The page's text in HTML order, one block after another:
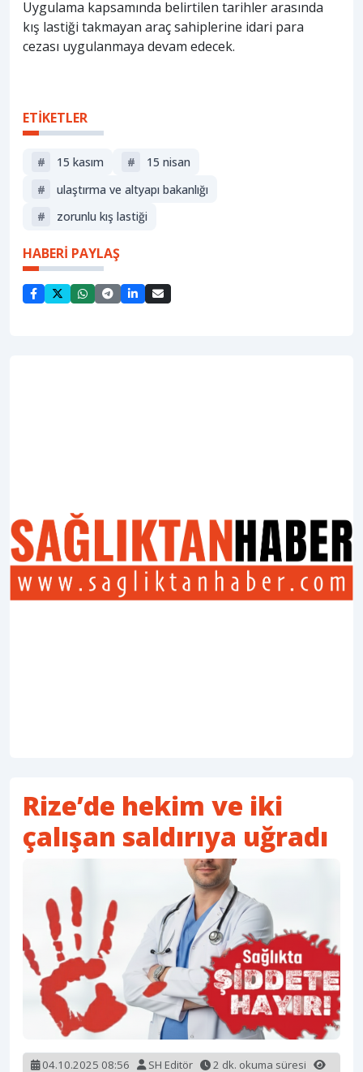
Uygulama kapsamında belirtilen tarihler arasında
kış lastiği takmayan araç sahiplerine idari para
cezası uygulanmaya devam edecek.
ETİKETLER
# 15 kasım #
15 nisan
#
ulaştırma ve altyapı bakanlığı
#
zorunlu kış lastiği
HABERİ PAYLAŞ
Rize’de hekim ve iki
çalışan saldırıya uğradı
04.10.2025 08:56 SH Editör
2 dk. okuma süresi